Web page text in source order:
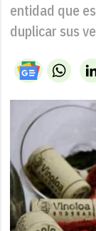
entidad que
duplicar sus